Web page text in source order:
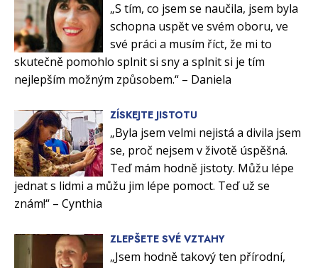
„S tím, co jsem se naučila, jsem byla
schopna uspět ve svém oboru, ve
své práci a musím říct, že mi to
skutečně pomohlo splnit si sny a splnit si je tím
nejlepším možným způsobem.“ – Daniela
ZÍSKEJTE JISTOTU
„Byla jsem velmi nejistá a divila jsem
se, proč nejsem v životě úspěšná.
Teď mám hodně jistoty. Můžu lépe
jednat s lidmi a můžu jim lépe pomoct. Teď už se
znám!“ – Cynthia
ZLEPŠETE SVÉ VZTAHY
„Jsem hodně takový ten přírodní,